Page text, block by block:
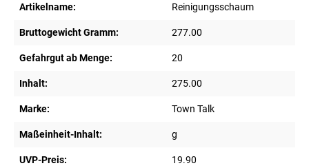
Artikelname: Reinigungsschaum
Bruttogewicht Gramm: 277.00
Gefahrgut ab Menge: 20
Inhalt: 275.00
Marke: Town Talk
Maßeinheit-Inhalt: g
UVP-Preis: 19.90